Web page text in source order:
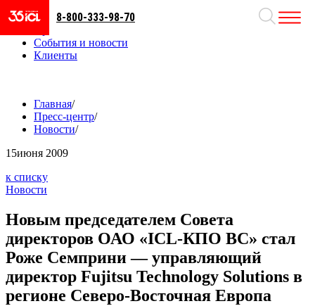
Направления
События и новости
Клиенты
8-800-333-98-70
Главная/
Пресс-центр/
Новости/
15июня 2009
к списку
Новости
Новым председателем Совета
директоров ОАО «ICL-КПО ВС» стал
Роже Семприни — управляющий
директор Fujitsu Technology Solutions в
регионе Северо-Восточная Европа